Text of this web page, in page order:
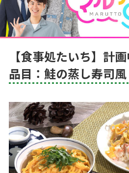
【食事処たいち】計
品目：鮭の蒸し寿司風